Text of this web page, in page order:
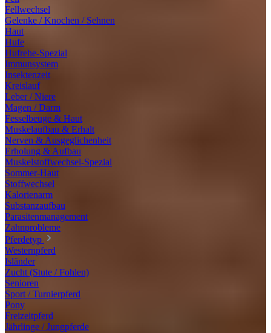
Fellwechsel
Gelenke / Knochen / Sehnen
Haut
Hufe
Hufrehe-Spezial
Immunsystem
Insektenzeit
Kreislauf
Leber / Niere
Magen / Darm
Fesselbeuge & Haut
Muskelaufbau & Erhalt
Nerven & Ausgeglichenheit
Erholung & Aufbau
Muskelstoffwechsel-Spezial
Sommer-Haut
Stoffwechsel
Kalorienarm
Substanzaufbau
Parasitenmanagement
Zahnprobleme
Pferdetyp
Westernpferd
Isländer
Zucht (Stute / Fohlen)
Senioren
Sport / Turnierpferd
Pony
Freizeitpferd
Jährlinge / Jungpferde